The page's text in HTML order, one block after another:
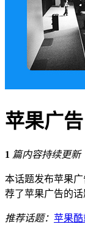
苹果广告
1 篇内容持续更新
本话题发布苹果
荐了苹果广告的话
推荐话题： 苹果